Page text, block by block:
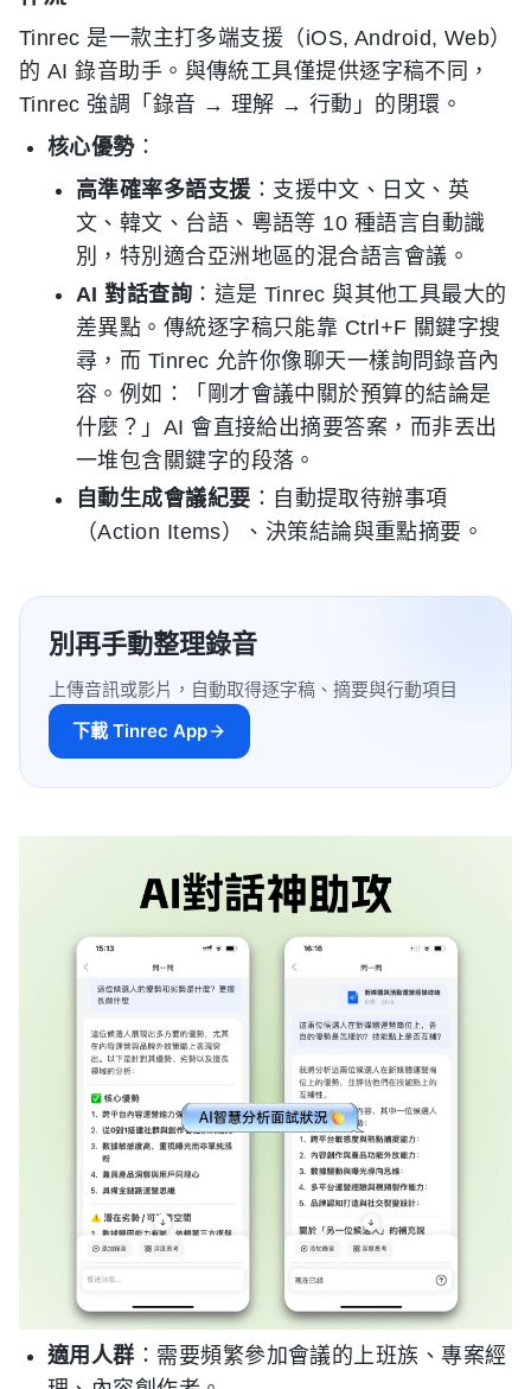
Tinrec 是一款主打多端支援（iOS, Android, Web）
的 AI 錄音助手。與傳統工具僅提供逐字稿不同，
Tinrec 強調「錄音 → 理解 → 行動」的閉環。
核心優勢：
高準確率多語支援 ：支援中文、日文、英
文、韓文、台語、粵語等 10 種語言自動識
別，特別適合亞洲地區的混合語言會議。
AI 對話查詢 ：這是 Tinrec 與其他工具最大的
差異點。傳統逐字稿只能靠 Ctrl+F 關鍵字搜
尋，而 Tinrec 允許你像聊天一樣詢問錄音內
容。例如：「剛才會議中關於預算的結論是
什麼？」AI 會直接給出摘要答案，而非丟出
一堆包含關鍵字的段落。
自動生成會議紀要 ：自動提取待辦事項
（Action Items）、決策結論與重點摘要。
別再手動整理錄音
上傳音訊或影片，自動取得逐字稿、摘要與行動項目
下載 Tinrec App
適用人群 ：需要頻繁參加會議的上班族、專案經